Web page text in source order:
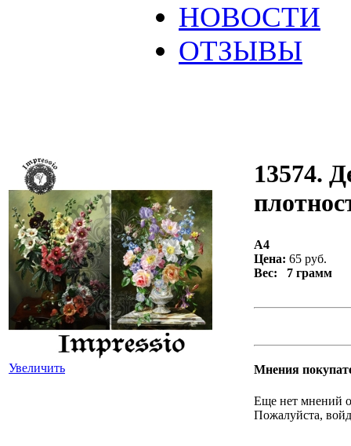
НОВОСТИ
ОТЗЫВЫ
Увеличить
13574.
А4
Цена: 65 руб.
Вес: 7 грамм
Мнения
Еще нет мнений
Пожалуйста,